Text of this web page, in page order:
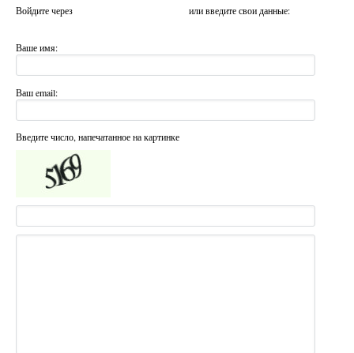
Войдите через или введите свои данные:
Ваше имя:
Ваш email:
Введите число, напечатанное на картинке